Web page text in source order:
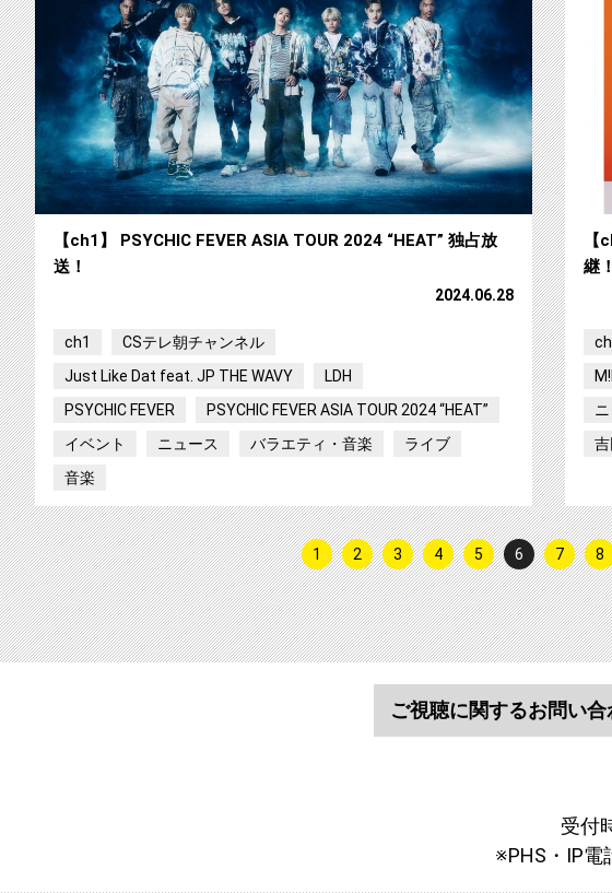
【ch1】 PSYCHIC FEVER ASIA TOUR 2024 “HEAT” 独占放
送！
2024.06.28
ch1
CSテレ朝チャンネル
Just Like Dat feat. JP THE WAVY
LDH
PSYCHIC FEVER
PSYCHIC FEVER ASIA TOUR 2024 “HEAT”
イベント
ニュース バラエティ・音楽
ライブ
音楽
継
1 2 3 4 5 6 7 8
ご視聴に関するお問い
受付
※PHS・IP電